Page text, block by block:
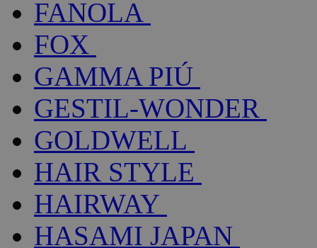
FANOLA
FOX
GAMMA PIÚ
GESTIL-WONDER
GOLDWELL
HAIR STYLE
HAIRWAY
HASAMI JAPAN